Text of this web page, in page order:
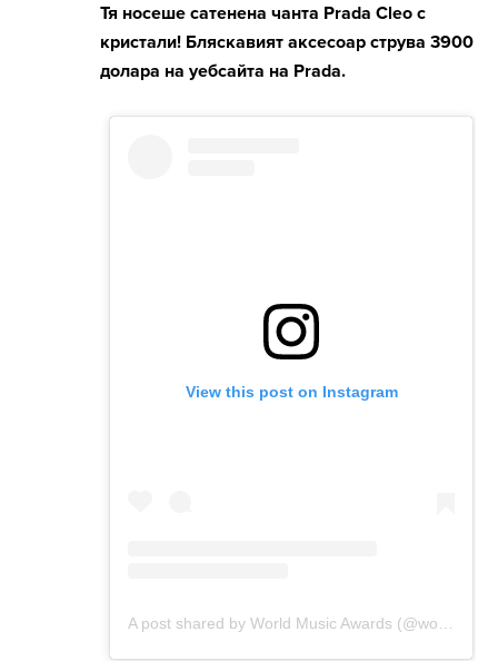
Тя носеше сатенена чанта Prada Cleo с
кристали! Бляскавият аксесоар струва 3900
долара на уебсайта на Prada.